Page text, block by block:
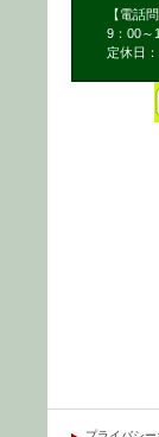
【電話
9：00～
定休日